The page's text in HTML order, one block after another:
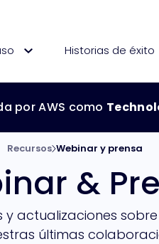
Historias de éxito
por AWS como
Recursos Webinar y prensa
&
y actualizaciones
últimas